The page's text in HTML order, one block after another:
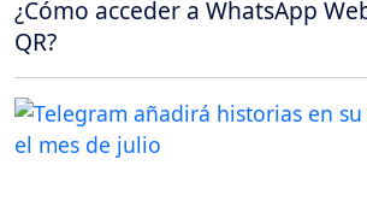
¿Cómo acceder a WhatsApp
QR?